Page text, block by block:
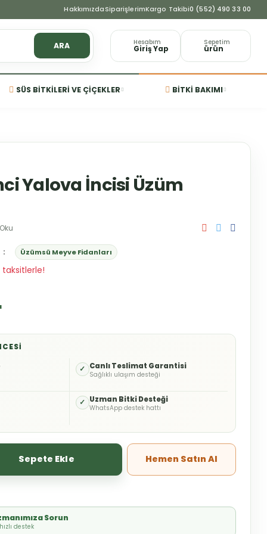
Hakkımızda SiparişlerimKargo Takibi0 (552) 490 33 00
ARA Hesabım
Giriş Yap
Sepetim
ürün
SÜS BITKILERI VE ÇIÇEKLER BITKI BAKIMI
Yalova İncisi Üzüm
Üzümsü Meyve Fidanları
taksitlerle!
✓ Canlı Teslimat Garantisi
Sağlıklı ulaşım desteği
✓ Uzman Bitki Desteği
WhatsApp destek hattı
Sepete Ekle Hemen Satın Al
Sorun
destek